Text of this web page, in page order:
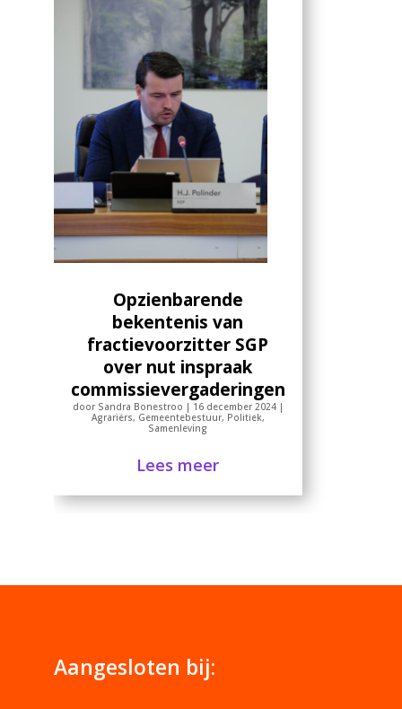
Opzienbarende
bekentenis van
fractievoorzitter SGP
over nut inspraak
commissievergaderingen
door Sandra Bonestroo | 16 december 2024|
Agrariërs, Gemeentebestuur, Politiek,
Samenleving
Lees meer
Aangesloten bij: